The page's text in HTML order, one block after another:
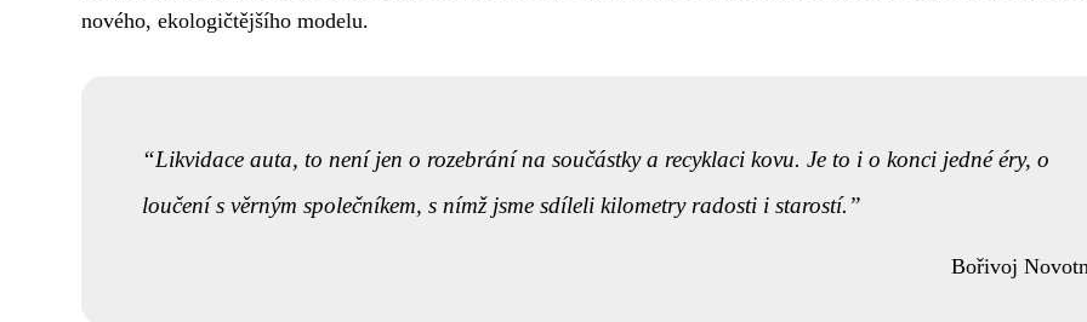
nového, ekologičtějšího modelu.
Likvidace auta, to není jen o rozebrání na součástky a recyklaci kovu. Je to i o konci jedné éry, o
loučení s věrným společníkem, s nímž jsme sdíleli kilometry radosti i starostí.
Bořivoj